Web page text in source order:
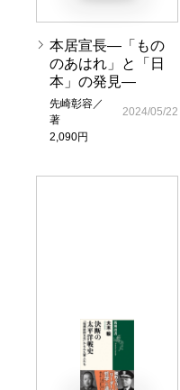
本居宣長―「もの
のあはれ」と「日
本」の発見―
先崎彰容／
著
2,090円
2024/05/22